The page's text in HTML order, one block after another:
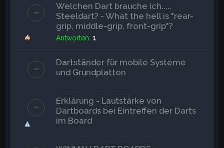
Welchen Dart brauche ich.....
Steeldart? - What the hell is "rear-
grip, middle-grip, front-grip"?
Antworten:1
Dartständer für mobile Systeme
und Grundplatten
Erklärung - Lautstärke von
Dartboards bei Eintreffen der Darts
im Board